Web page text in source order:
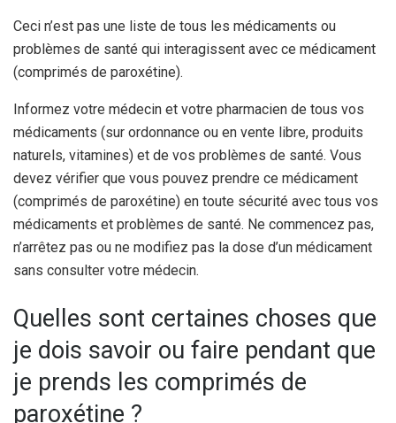
Ceci n’est pas une liste de tous les médicaments ou
problèmes de santé qui interagissent avec ce médicament
(comprimés de paroxétine).
Informez votre médecin et votre pharmacien de tous vos
médicaments (sur ordonnance ou en vente libre, produits
naturels, vitamines) et de vos problèmes de santé. Vous
devez vérifier que vous pouvez prendre ce médicament
(comprimés de paroxétine) en toute sécurité avec tous vos
médicaments et problèmes de santé. Ne commencez pas,
n’arrêtez pas ou ne modifiez pas la dose d’un médicament
sans consulter votre médecin.
Quelles sont certaines choses que
je dois savoir ou faire pendant que
je prends les comprimés de
paroxétine ?